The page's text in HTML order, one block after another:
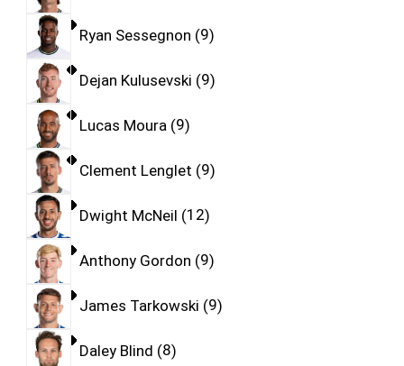
Ryan Sessegnon 9
Dejan Kulusevski 9
Lucas Moura 9
Clement Lenglet 9
Dwight McNeil 12
Anthony Gordon 9
James Tarkowski 9
Daley Blind 8